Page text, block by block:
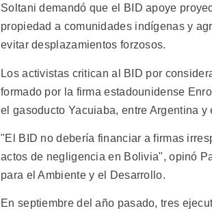
Soltani demandó que el BID apoye
propiedad a comunidades indígenas y
evitar desplazamientos forzosos.
Los activistas critican al BID por
formado por la firma estadounidense
el gasoducto Yacuiaba, entre Argentina
"El BID no debería financiar a firmas
actos de negligencia en Bolivia", opinó
para el Ambiente y el Desarrollo.
En septiembre del año pasado, tres